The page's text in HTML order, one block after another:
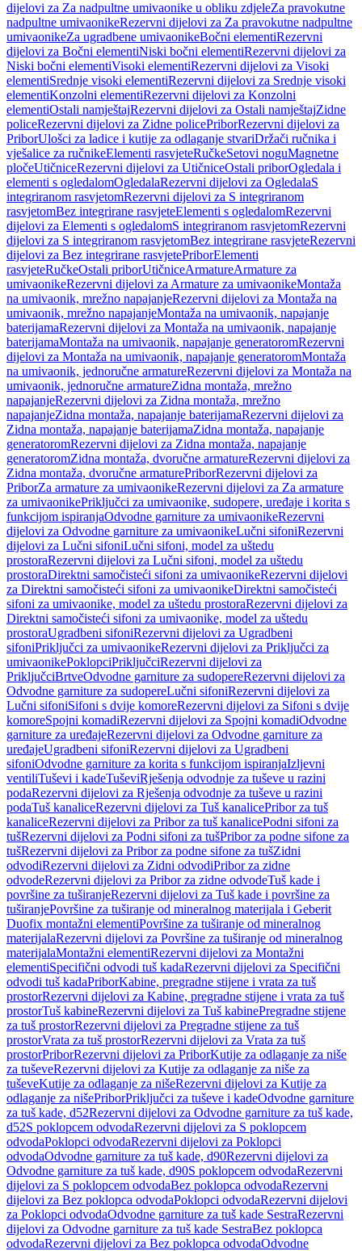
dijelovi za Za nadpultne umivaonike u obliku zdjeleZa pravokutne
nadpultne umivaonikeRezervni dijelovi za Za pravokutne nadpultne
umivaonikeZa ugradbene umivaonikeBočni elementiRezervni
dijelovi za Bočni elementiNiski bočni elementiRezervni dijelovi za
Niski bočni elementiVisoki elementiRezervni dijelovi za Visoki
elementiSrednje visoki elementiRezervni dijelovi za Srednje visoki
elementiKonzolni elementiRezervni dijelovi za Konzolni
elementiOstali namještajRezervni dijelovi za Ostali namještajZidne
policeRezervni dijelovi za Zidne policePriborRezervni dijelovi za
PriborUlošci za ladice i kutije za odlaganje stvariDržači ručnika i
vješalice za ručnikeElementi rasvjeteRučkeSetovi noguMagnetne
pločeUtičniceRezervni dijelovi za UtičniceOstali priborOgledala i
elementi s ogledalomOgledalaRezervni dijelovi za OgledalaS
integriranom rasvjetomRezervni dijelovi za S integriranom
rasvjetomBez integrirane rasvjeteElementi s ogledalomRezervni
dijelovi za Elementi s ogledalomS integriranom rasvjetomRezervni
dijelovi za S integriranom rasvjetomBez integrirane rasvjeteRezervni
dijelovi za Bez integrirane rasvjetePriborElementi
rasvjeteRučkeOstali priborUtičniceArmatureArmature za
umivaonikeRezervni dijelovi za Armature za umivaonikeMontaža
na umivaonik, mrežno napajanjeRezervni dijelovi za Montaža na
umivaonik, mrežno napajanjeMontaža na umivaonik, napajanje
baterijamaRezervni dijelovi za Montaža na umivaonik, napajanje
baterijamaMontaža na umivaonik, napajanje generatoromRezervni
dijelovi za Montaža na umivaonik, napajanje generatoromMontaža
na umivaonik, jednoručne armatureRezervni dijelovi za Montaža na
umivaonik, jednoručne armatureZidna montaža, mrežno
napajanjeRezervni dijelovi za Zidna montaža, mrežno
napajanjeZidna montaža, napajanje baterijamaRezervni dijelovi za
Zidna montaža, napajanje baterijamaZidna montaža, napajanje
generatoromRezervni dijelovi za Zidna montaža, napajanje
generatoromZidna montaža, dvoručne armatureRezervni dijelovi za
Zidna montaža, dvoručne armaturePriborRezervni dijelovi za
PriborZa armature za umivaonikeRezervni dijelovi za Za armature
za umivaonikePriključci za umivaonike, sudopere, uređaje i korita s
funkcijom ispiranjaOdvodne garniture za umivaonikeRezervni
dijelovi za Odvodne garniture za umivaonikeLučni sifoniRezervni
dijelovi za Lučni sifoniLučni sifoni, model za uštedu
prostoraRezervni dijelovi za Lučni sifoni, model za uštedu
prostoraDirektni samočisteći sifoni za umivaonikeRezervni dijelovi
za Direktni samočisteći sifoni za umivaonikeDirektni samočisteći
sifoni za umivaonike, model za uštedu prostoraRezervni dijelovi za
Direktni samočisteći sifoni za umivaonike, model za uštedu
prostoraUgradbeni sifoniRezervni dijelovi za Ugradbeni
sifoniPriključci za umivaonikeRezervni dijelovi za Priključci za
umivaonikePoklopciPriključciRezervni dijelovi za
PriključciBrtveOdvodne garniture za sudopereRezervni dijelovi za
Odvodne garniture za sudopereLučni sifoniRezervni dijelovi za
Lučni sifoniSifoni s dvije komoreRezervni dijelovi za Sifoni s dvije
komoreSpojni komadiRezervni dijelovi za Spojni komadiOdvodne
garniture za uređajeRezervni dijelovi za Odvodne garniture za
uređajeUgradbeni sifoniRezervni dijelovi za Ugradbeni
sifoniOdvodne garniture za korita s funkcijom ispiranjaIzljevni
ventiliTuševi i kadeTuševiRješenja odvodnje za tuševe u razini
podaRezervni dijelovi za Rješenja odvodnje za tuševe u razini
podaTuš kanaliceRezervni dijelovi za Tuš kanalicePribor za tuš
kanaliceRezervni dijelovi za Pribor za tuš kanalicePodni sifoni za
tušRezervni dijelovi za Podni sifoni za tušPribor za podne sifone za
tušRezervni dijelovi za Pribor za podne sifone za tušZidni
odvodiRezervni dijelovi za Zidni odvodiPribor za zidne
odvodeRezervni dijelovi za Pribor za zidne odvodeTuš kade i
površine za tuširanjeRezervni dijelovi za Tuš kade i površine za
tuširanjePovršine za tuširanje od mineralnog materijala i Geberit
Duofix montažni elementiPovršine za tuširanje od mineralnog
materijalaRezervni dijelovi za Površine za tuširanje od mineralnog
materijalaMontažni elementiRezervni dijelovi za Montažni
elementiSpecifični odvodi tuš kadaRezervni dijelovi za Specifični
odvodi tuš kadaPriborKabine, pregradne stijene i vrata za tuš
prostorRezervni dijelovi za Kabine, pregradne stijene i vrata za tuš
prostorTuš kabineRezervni dijelovi za Tuš kabinePregradne stijene
za tuš prostorRezervni dijelovi za Pregradne stijene za tuš
prostorVrata za tuš prostorRezervni dijelovi za Vrata za tuš
prostorPriborRezervni dijelovi za PriborKutije za odlaganje za niše
za tuševeRezervni dijelovi za Kutije za odlaganje za niše za
tuševeKutije za odlaganje za nišeRezervni dijelovi za Kutije za
odlaganje za nišePriborPriključci za tuševe i kadeOdvodne garniture
za tuš kade, d52Rezervni dijelovi za Odvodne garniture za tuš kade,
d52S poklopcem odvodaRezervni dijelovi za S poklopcem
odvodaPoklopci odvodaRezervni dijelovi za Poklopci
odvodaOdvodne garniture za tuš kade, d90Rezervni dijelovi za
Odvodne garniture za tuš kade, d90S poklopcem odvodaRezervni
dijelovi za S poklopcem odvodaBez poklopca odvodaRezervni
dijelovi za Bez poklopca odvodaPoklopci odvodaRezervni dijelovi
za Poklopci odvodaOdvodne garniture za tuš kade SestraRezervni
dijelovi za Odvodne garniture za tuš kade SestraBez poklopca
odvodaRezervni dijelovi za Bez poklopca odvodaOdvodne